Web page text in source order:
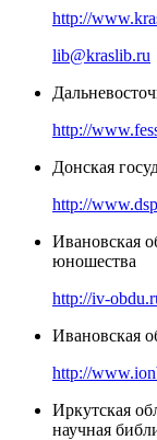
http://
lib@kraslib.ru
http://
Донская
http://
Ивановская
юношества
http://iv-
Ивановская
http://
Иркутская
научная